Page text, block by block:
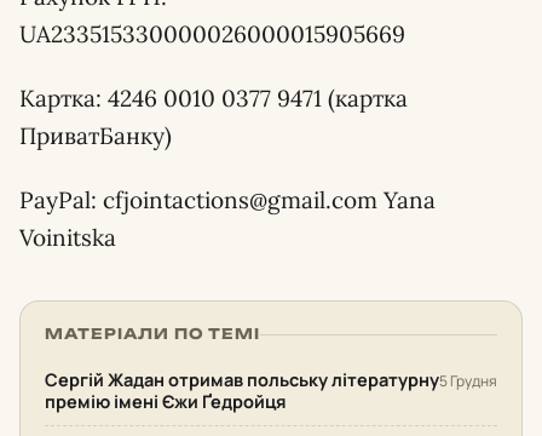
UA233515330000026000015905669
Картка: 4246 0010 0377 9471 (картка
ПриватБанку)
PayPal: cfjointactions@gmail.com Yana
Voinitska
МАТЕРІАЛИ ПО ТЕМІ
Сергій Жадан отримав польську літературну
премію імені Єжи Ґедройця
5 Грудня